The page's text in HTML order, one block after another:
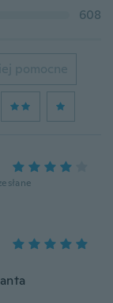
608
pomocne